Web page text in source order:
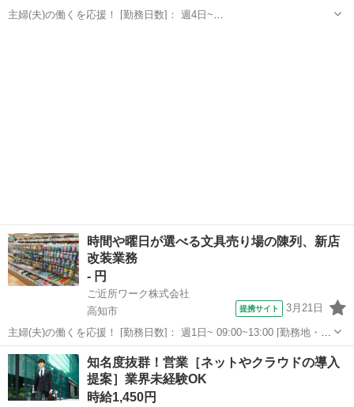
主婦(夫)の働くを応援！ [勤務日数]： 週4日~
時間や曜日が選べる文具売り場の陳列、新店
改装業務
- 円
ご近所ワーク株式会社
高知市
提携サイト 3月21日
主婦(夫)の働くを応援！ [勤務日数]： 週1日~ 09:00~13:00 [勤務地・最
寄駅]： 高知県高知市万々15-1 ツルハドラッグ万々店 ご近所ワーク
（行先はクライアント指定の店舗です） 高知駅 [職種名]：...
高知 高知市 営業
知名度抜群！営業［ネットやクラウドの導入
提案］業界未経験OK
時給1,450円